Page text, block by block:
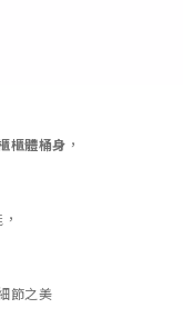
櫃體桶身 ，
節之美